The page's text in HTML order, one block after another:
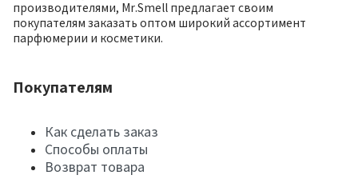
производителями, Mr.Smell предлагает своим
покупателям заказать оптом широкий ассортимент
парфюмерии и косметики.
Покупателям
Как сделать заказ
Способы оплаты
Возврат товара